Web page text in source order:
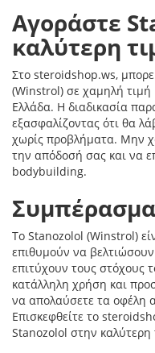
Αγοράστε
καλύτερη
Στο steroidshop.ws,
(Winstrol) σε χαμηλή
Ελλάδα. Η διαδικασία
εξασφαλίζοντας ότι θα
χωρίς προβλήματα. Μην
την απόδοσή σας και να
bodybuilding.
Συμπέρασμα
Το Stanozolol (Winstrol)
επιθυμούν να
επιτύχουν τους
κατάλληλη χρήση και
να απολαύσετε τα οφέλη
Επισκεφθείτε το
Stanozolol στην καλύτερη